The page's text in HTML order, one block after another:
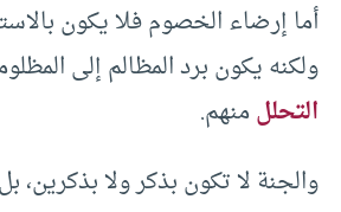
أما إرضاء الخصوم فلا يكون
ولكنه يكون برد المظالم إلى
التحللمنهم.
والجنة لا تكون بذكر ولا بذكرين،